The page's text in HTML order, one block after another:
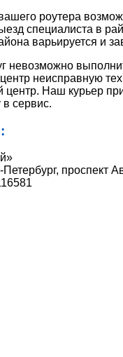
роутера
специалиста в
варьируется и
невозможно
неисправную
центр. Наш курьер
в сервис.
проспект